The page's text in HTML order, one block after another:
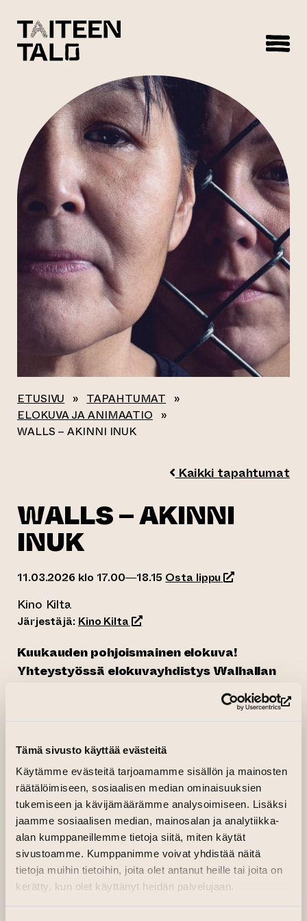
Tämä sivusto käyttää evästeitä
Käytämme evästeitä tarjoamamme sisällön ja mainosten
räätälöimiseen, sosiaalisen median ominaisuuksien
tukemiseen ja kävijämäärämme analysoimiseen. Lisäksi
jaamme sosiaalisen median, mainosalan ja analytiikka-
alan kumppaneillemme tietoja siitä, miten käytät
sivustoamme. Kumppanimme voivat yhdistää näitä
tietoja muihin tietoihin, joita olet antanut heille tai joita on
kerätty, kun olet käyttänyt heidän palvelujaan.
ETUSIVU » TAPAHTUMAT »
ELOKUVA JA ANIMAATIO »
WALLS – AKINNI INUK
Kaikki tapahtumat
WALLS – AKINNI
INUK
11.03.2026 klo 17.00—18.15 Osta lippu (siirtyy toiseen
Kino Kilta
Järjestäjä: Kino Kilta(siirtyy toiseen verkkopalveluun)
Kuukauden pohjoismainen elokuva!
Yhteystyössä elokuvayhdistys Walhallan
Joskus elämässä on pienestä kiinni, kummalle
Ruth on viettänyt lähes puolet elämästään
vankilassa Grönlannissa. Tuomio on voimassa
toistaiseksi, ja unelma vapaudesta tuntuu
loittonevan päivä päivältä, vaikka maan
erityinen vankilalaitos perustuu sosiaaliseen
kuntoutukseen.
Tanskalais-grönlantilainen ohjaajapari
RørdamjaNina PaninnguaqSkydsbjerg